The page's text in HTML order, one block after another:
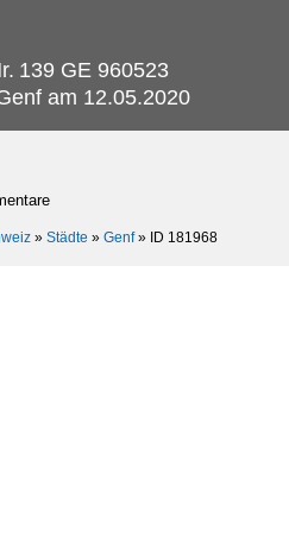
139 GE 960523
am 12.05.2020
» Städte » Genf» ID 181968